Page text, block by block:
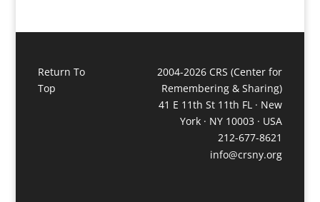
Return To
Top
2004-2026 CRS (Center for
Remembering & Sharing)
41 E 11th St 11th FL · New
York · NY 10003 · USA
212-677-8621
info@crsny.org